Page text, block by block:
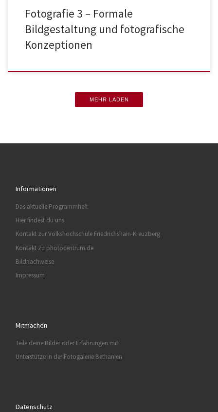
Fotografie 3 – Formale
Bildgestaltung und fotografische
Konzeptionen
MEHR LADEN
Informationen
Das aktuelle Programmheft
Hier findest du uns
Kontakt zur Volkshochschule Friedrichshain-Kreuzberg
Kontakt zu photocentrum.de
Bildnachweise
Impressum
Mitmachen
Teile deine Bilder oder Erfahrungen mit
Unterstütze in der Fotogalerie Bethanien
Datenschutz